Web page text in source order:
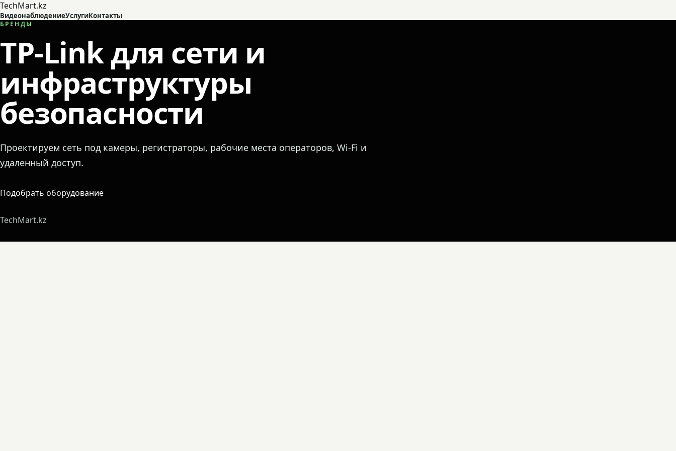
TechMart.kz
ВидеонаблюдениеУслугиКонтакты
БРЕНДЫ
TP-Link для сети и
инфраструктуры
безопасности
Проектируем сеть под камеры, регистраторы, рабочие места операторов, Wi-Fi и
удаленный доступ.
Подобрать оборудование
TechMart.kz